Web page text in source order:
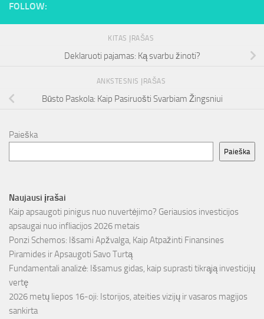
FOLLOW:
KITAS ĮRAŠAS
Deklaruoti pajamas: Ką svarbu žinoti?
ANKSTESNIS ĮRAŠAS
Būsto Paskola: Kaip Pasiruošti Svarbiam Žingsniui
Paieška
Paieška
Naujausi įrašai
Kaip apsaugoti pinigus nuo nuvertėjimo? Geriausios investicijos
apsaugai nuo infliacijos 2026 metais
Ponzi Schemos: Išsami Apžvalga, Kaip Atpažinti Finansines
Piramides ir Apsaugoti Savo Turtą
Fundamentali analizė: Išsamus gidas, kaip suprasti tikrąją investicijų
vertę
2026 metų liepos 16-oji: Istorijos, ateities vizijų ir vasaros magijos
sankirta